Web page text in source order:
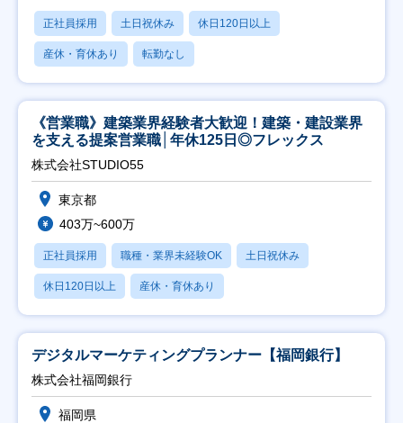
正社員採用 土日祝休み 休日120日以上
産休・育休あり 転勤なし
《営業職》建築業界経験者大歓迎！建築・建設業界
を支える提案営業職│年休125日◎フレックス
株式会社STUDIO55
東京都
403万~600万
正社員採用 職種・業界未経験OK 土日祝休み
休日120日以上 産休・育休あり
デジタルマーケティングプランナー【福岡銀行】
株式会社福岡銀行
福岡県